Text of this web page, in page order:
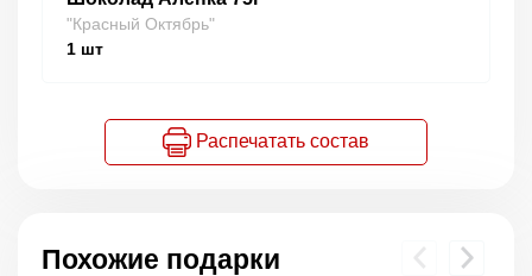
"Красный Октябрь"
1 шт
Распечатать состав
Похожие подарки